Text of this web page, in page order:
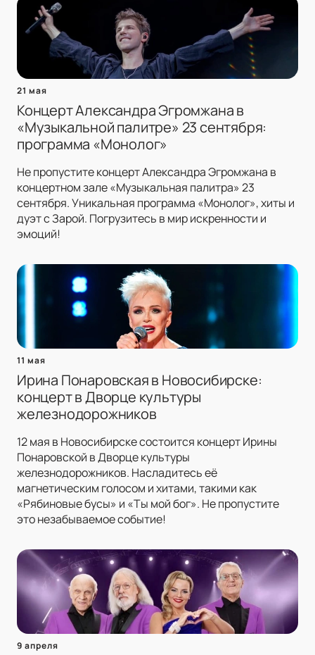
21 мая
Концерт Александра Эгромжана в
«Музыкальной палитре» 23 сентября:
программа «Монолог»
Не пропустите концерт Александра Эгромжана в
концертном зале «Музыкальная палитра» 23
сентября. Уникальная программа «Монолог», хиты и
дуэт с Зарой. Погрузитесь в мир искренности и
эмоций!
11 мая
Ирина Понаровская в Новосибирске:
концерт в Дворце культуры
железнодорожников
12 мая в Новосибирске состоится концерт Ирины
Понаровской в Дворце культуры
железнодорожников. Насладитесь её
магнетическим голосом и хитами, такими как
«Рябиновые бусы» и «Ты мой бог». Не пропустите
это незабываемое событие!
9 апреля